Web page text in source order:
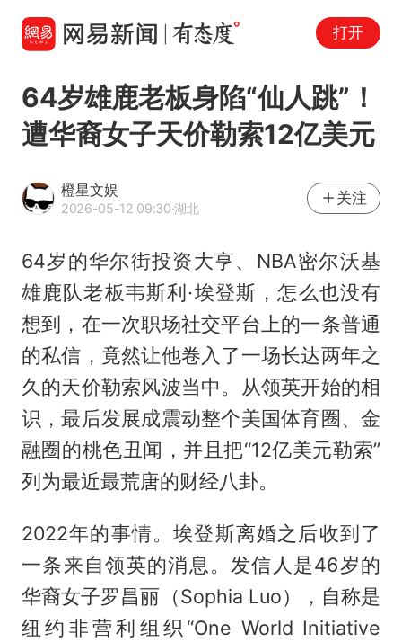
打开
64岁雄鹿老板身陷“仙人跳”！
遭华裔女子天价勒索12亿美元
橙星文娱
2026-05-12 09:30·湖北
关注
64岁的华尔街投资大亨、NBA密尔沃基
雄鹿队老板韦斯利·埃登斯，怎么也没有
想到，在一次职场社交平台上的一条普通
的私信，竟然让他卷入了一场长达两年之
久的天价勒索风波当中。从领英开始的相
识，最后发展成震动整个美国体育圈、金
融圈的桃色丑闻，并且把“12亿美元勒索”
列为最近最荒唐的财经八卦。
2022年的事情。埃登斯离婚之后收到了
一条来自领英的消息。发信人是46岁的
华裔女子罗昌丽（Sophia Luo），自称是
纽约非营利组织“One World Initiative